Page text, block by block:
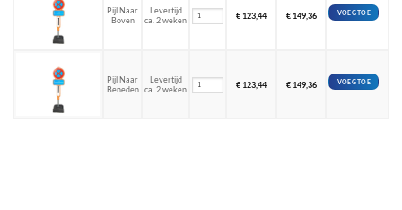
Pijl Naar
Boven
Levertijd
ca. 2 weken
€ 123,44 €149,36 VOEG TOE
Pijl Naar
Beneden
Levertijd
ca. 2 weken
€ 123,44 €149,36 VOEG TOE